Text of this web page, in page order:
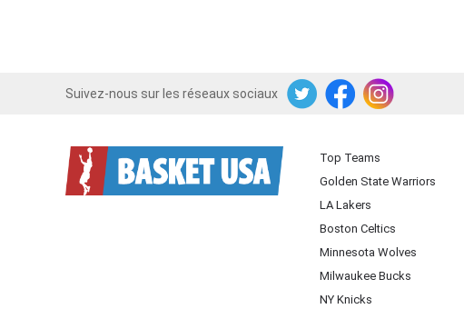
Suivez-nous sur les réseaux sociaux
TwitterFacebookInstagram
Top Teams
Golden State Warriors
LA Lakers
Boston Celtics
Minnesota Wolves
Milwaukee Bucks
NY Knicks